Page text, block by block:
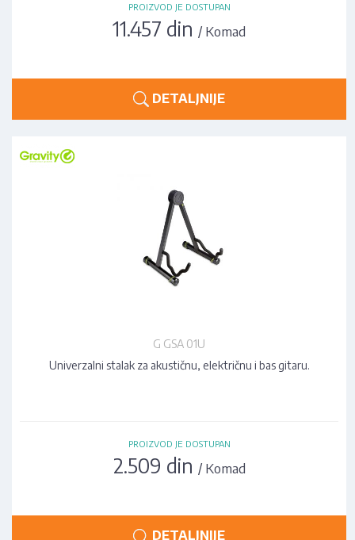
PROIZVOD JE DOSTUPAN
11.457 din / Komad
DETALJNIJE
G GSA 01U
Univerzalni stalak za akustičnu, električnu i bas gitaru.
PROIZVOD JE DOSTUPAN
2.509 din / Komad
DETALJNIJE